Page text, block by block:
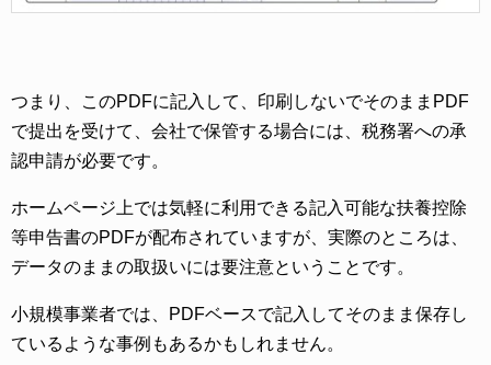
つまり、このPDFに記入して、印刷しないでそのままPDF
で提出を受けて、会社で保管する場合には、税務署への承
認申請が必要です。
ホームページ上では気軽に利用できる記入可能な扶養控除
等申告書のPDFが配布されていますが、実際のところは、
データのままの取扱いには要注意ということです。
小規模事業者では、PDFベースで記入してそのまま保存し
ているような事例もあるかもしれません。